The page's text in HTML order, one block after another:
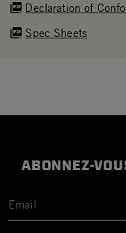
Declaration of
Spec Sheets
ABONNEZ-